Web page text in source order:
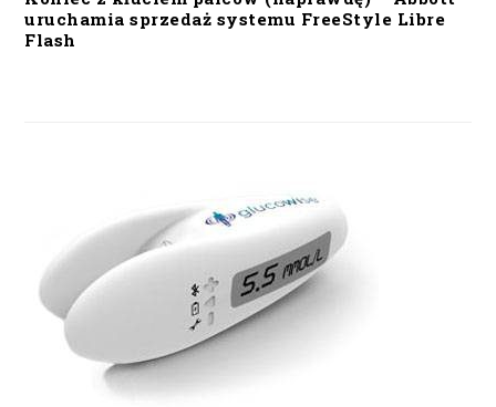
uruchamia sprzedaż systemu FreeStyle Libre
Flash